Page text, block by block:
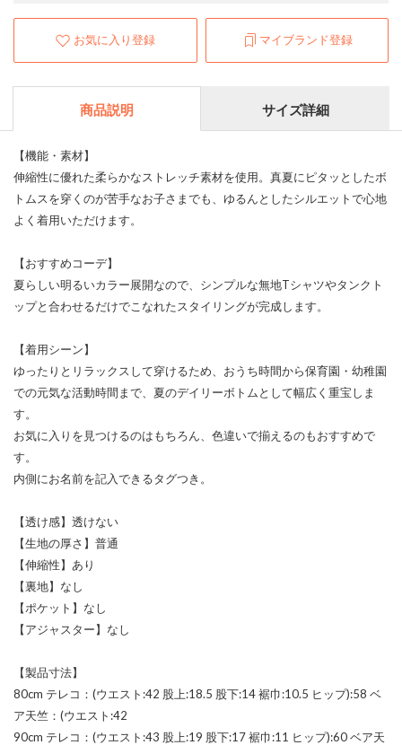
お気に入り登録 マイブランド登録
商品説明 サイズ詳細
【機能・素材】
伸縮性に優れた柔らかなストレッチ素材を使用。真夏にピタッとしたボ
トムスを穿くのが苦手なお子さまでも、ゆるんとしたシルエットで心地
よく着用いただけます。
【おすすめコーデ】
夏らしい明るいカラー展開なので、シンプルな無地Tシャツやタンクト
ップと合わせるだけでこなれたスタイリングが完成します。
【着用シーン】
ゆったりとリラックスして穿けるため、おうち時間から保育園・幼稚園
での元気な活動時間まで、夏のデイリーボトムとして幅広く重宝しま
す。
お気に入りを見つけるのはもちろん、色違いで揃えるのもおすすめで
す。
内側にお名前を記入できるタグつき。
【透け感】透けない
【生地の厚さ】普通
【伸縮性】あり
【裏地】なし
【ポケット】なし
【アジャスター】なし
【製品寸法】
80cm テレコ：(ウエスト:42 股上:18.5 股下:14 裾巾:10.5 ヒップ):58 ベ
ア天竺：(ウエスト:42
90cm テレコ：(ウエスト:43 股上:19 股下:17 裾巾:11 ヒップ):60 ベア天